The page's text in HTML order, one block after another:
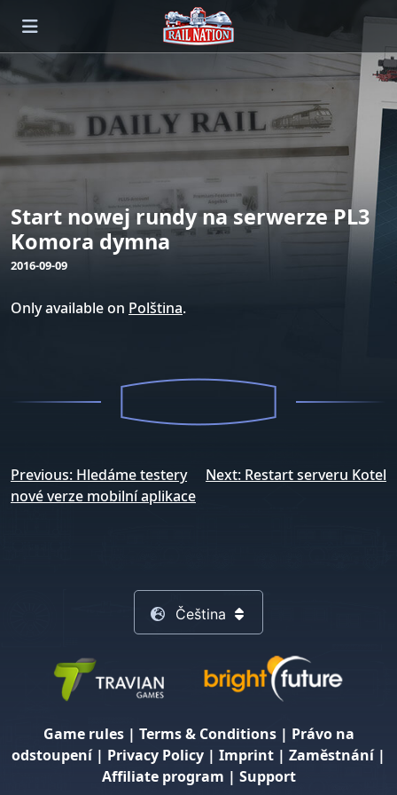
Start nowej rundy na serwerze PL3
Komora dymna
2016-09-09
Only available on Polština.
Navigace
pro
Previous: Hledáme testery
nové verze mobilní aplikace
Next: Restart serveru Kotel
Čeština
Game rules| Terms & Conditions| Právo na
odstoupení| Privacy Policy | Imprint | Zaměstnání|
Affiliate program | Support